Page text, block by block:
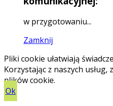
w przygotowaniu...
Zamknij
Pliki cookie ułatwiają
Korzystając z naszych usług,
plików cookie.
Ok